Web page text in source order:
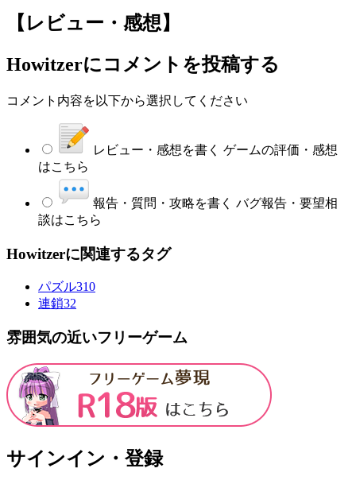
【レビュー・感想】
Howitzerにコメントを投稿する
コメント内容を以下から選択してください
レビュー・感想を書く ゲームの評価・感想
はこちら
報告・質問・攻略を書く バグ報告・要望相
談はこちら
Howitzerに関連するタグ
パズル310
連鎖32
雰囲気の近いフリーゲーム
サインイン・登録